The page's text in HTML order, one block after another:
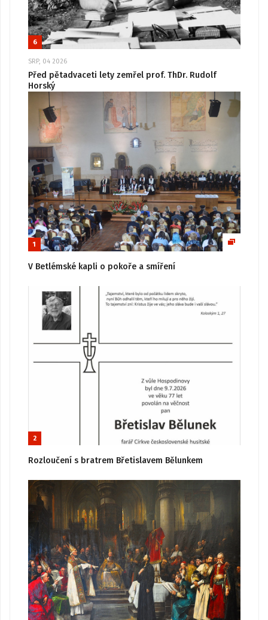
6
SRP, 04 2026
Před pětadvaceti lety zemřel prof. ThDr. Rudolf
Horský
1
V Betlémské kapli o pokoře a smíření
2
Rozloučení s bratrem Břetislavem Bělunkem